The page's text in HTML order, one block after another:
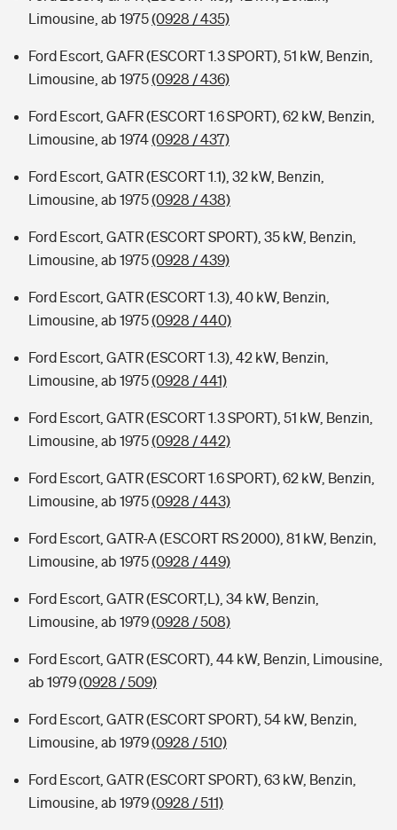
Limousine, ab 1975(0928 / 435)
Ford Escort, GAFR (ESCORT 1.3 SPORT), 51 kW, Benzin,
Limousine, ab 1975(0928 / 436)
Ford Escort, GAFR (ESCORT 1.6 SPORT), 62 kW, Benzin,
Limousine, ab 1974(0928 / 437)
Ford Escort, GATR (ESCORT 1.1), 32 kW, Benzin,
Limousine, ab 1975(0928 / 438)
Ford Escort, GATR (ESCORT SPORT), 35 kW, Benzin,
Limousine, ab 1975(0928 / 439)
Ford Escort, GATR (ESCORT 1.3), 40 kW, Benzin,
Limousine, ab 1975(0928 / 440)
Ford Escort, GATR (ESCORT 1.3), 42 kW, Benzin,
Limousine, ab 1975(0928 / 441)
Ford Escort, GATR (ESCORT 1.3 SPORT), 51 kW, Benzin,
Limousine, ab 1975(0928 / 442)
Ford Escort, GATR (ESCORT 1.6 SPORT), 62 kW, Benzin,
Limousine, ab 1975(0928 / 443)
Ford Escort, GATR-A (ESCORT RS 2000), 81 kW, Benzin,
Limousine, ab 1975(0928 / 449)
Ford Escort, GATR (ESCORT,L), 34 kW, Benzin,
Limousine, ab 1979(0928 / 508)
Ford Escort, GATR (ESCORT), 44 kW, Benzin, Limousine,
ab 1979(0928 / 509)
Ford Escort, GATR (ESCORT SPORT), 54 kW, Benzin,
Limousine, ab 1979(0928 / 510)
Ford Escort, GATR (ESCORT SPORT), 63 kW, Benzin,
Limousine, ab 1979(0928 / 511)